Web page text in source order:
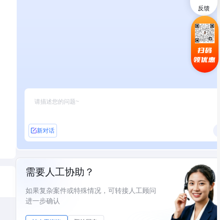
反馈
扫码
领优惠
新对话
需要人工协助？
如果复杂案件或特殊情况，可转接人工顾问
进一步确认